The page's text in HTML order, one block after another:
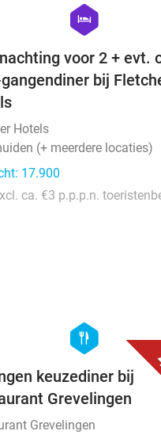
hexagon
hotel
voor 2 + evt.
bij
Hotels
(+ meerdere locaties)
17.900
ca. €3 p.p.p.n.
hexagon
food
keuzediner bij
Grevelingen
Grevelingen